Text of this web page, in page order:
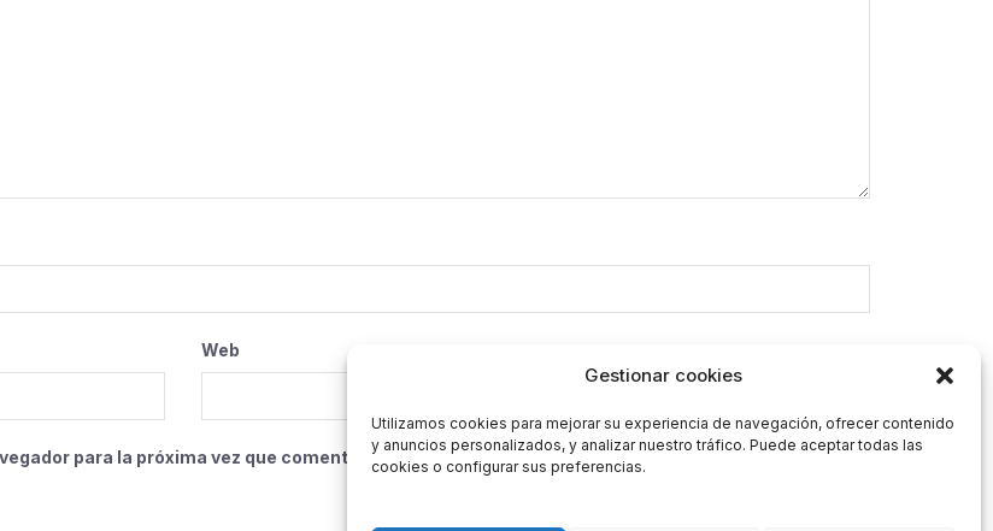
Gestionar cookies
Utilizamos cookies para mejorar su experiencia de navegación, ofrecer contenido
y anuncios personalizados, y analizar nuestro tráfico. Puede aceptar todas las
cookies o configurar sus preferencias.
Web
para la próxima vez que comente.